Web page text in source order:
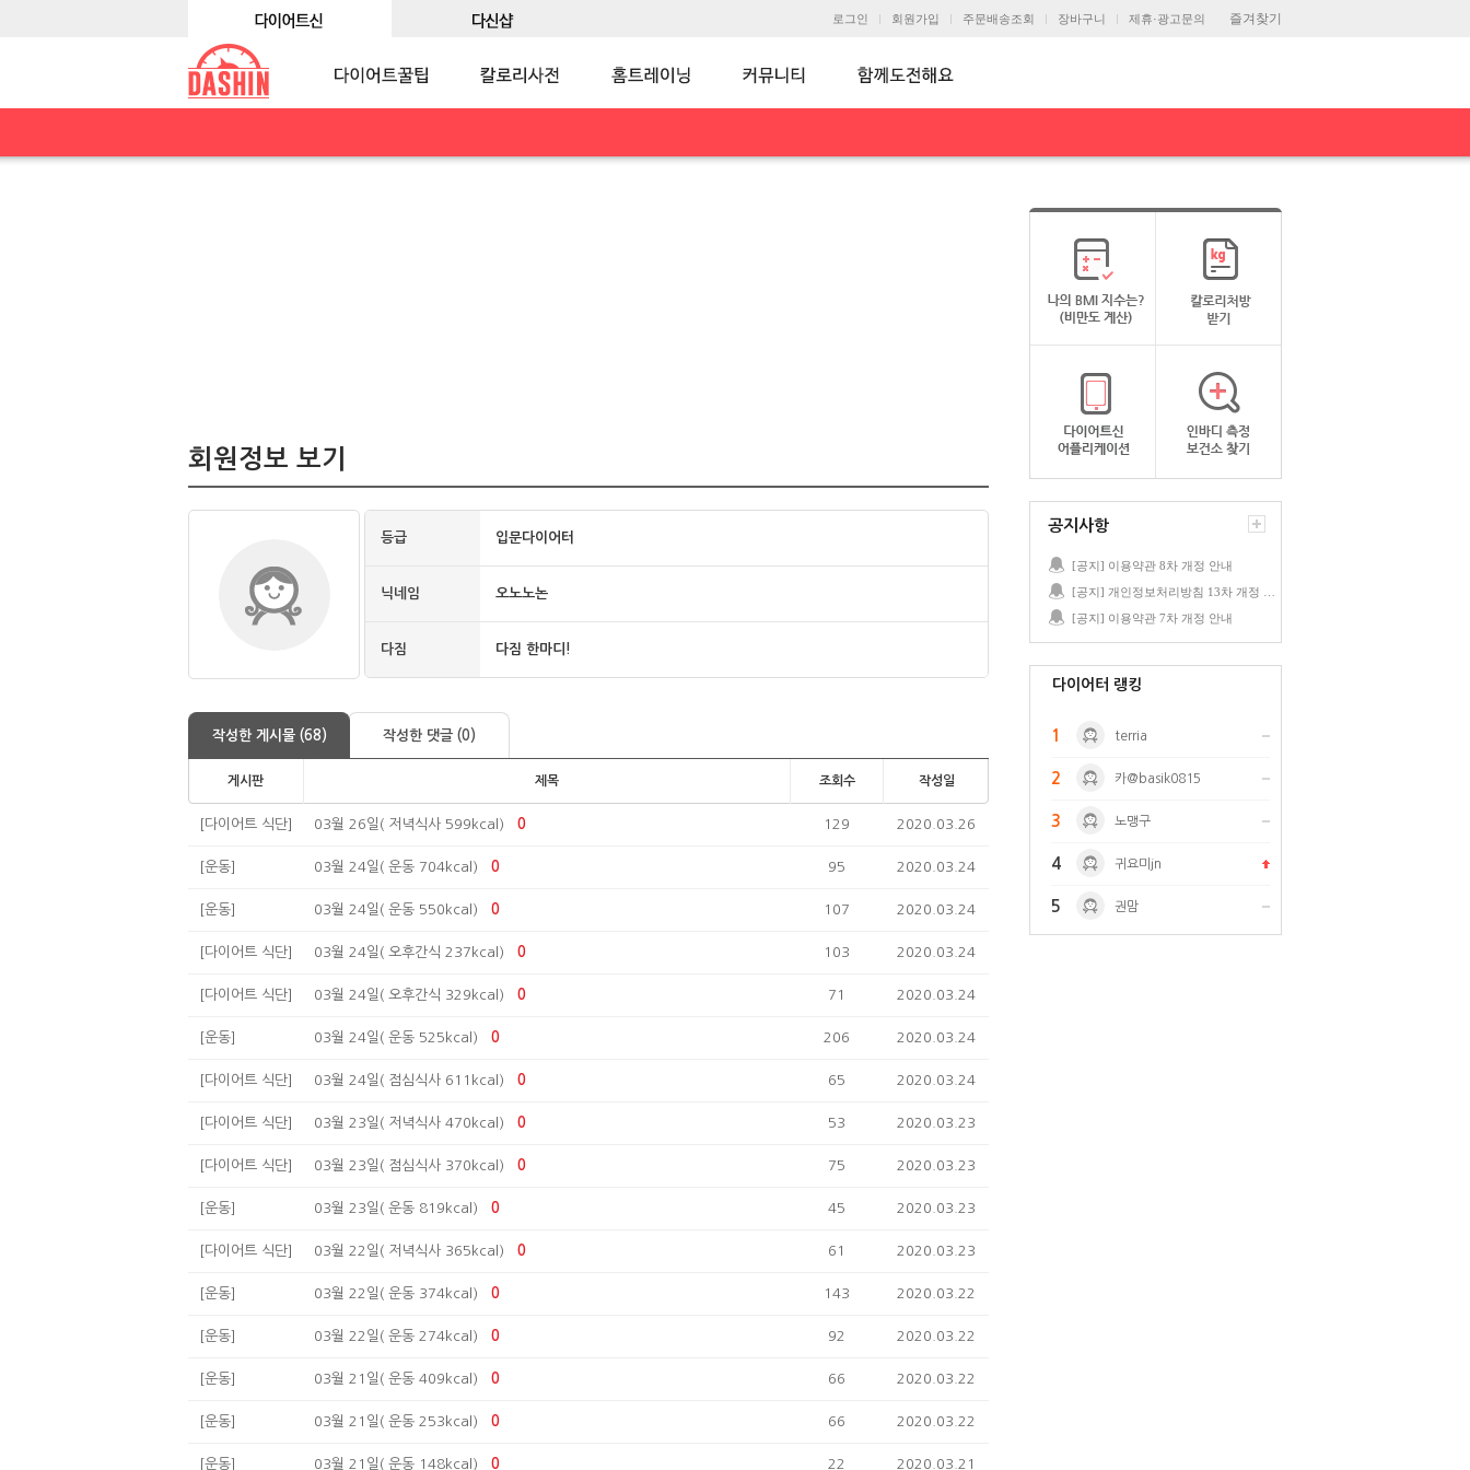
즐겨찾기
로그인 회원가입 주문배송조회 장바구니 제휴·광고문의
회원정보 보기
등급 입문다이어터
닉네임 오노노논
다짐 다짐 한마디!
작성한 게시물 (68) 작성한 댓글 (0)
게시판 제목 조회수 작성일
[다이어트 식단] 03월 26일( 저녁식사 599kcal) 0 129 2020.03.26
[운동] 03월 24일( 운동 704kcal) 0 95 2020.03.24
[운동] 03월 24일( 운동 550kcal) 0 107 2020.03.24
[다이어트 식단] 03월 24일( 오후간식 237kcal) 0 103 2020.03.24
[다이어트 식단] 03월 24일( 오후간식 329kcal) 0 71 2020.03.24
[운동] 03월 24일( 운동 525kcal) 0 206 2020.03.24
[다이어트 식단] 03월 24일( 점심식사 611kcal) 0 65 2020.03.24
[다이어트 식단] 03월 23일( 저녁식사 470kcal) 0 53 2020.03.23
[다이어트 식단] 03월 23일( 점심식사 370kcal) 0 75 2020.03.23
[운동] 03월 23일( 운동 819kcal) 0 45 2020.03.23
[다이어트 식단] 03월 22일( 저녁식사 365kcal) 0 61 2020.03.23
[운동] 03월 22일( 운동 374kcal) 0 143 2020.03.22
[운동] 03월 22일( 운동 274kcal) 0 92 2020.03.22
[운동] 03월 21일( 운동 409kcal) 0 66 2020.03.22
[운동] 03월 21일( 운동 253kcal) 0 66 2020.03.22
[운동] 03월 21일( 운동 148kcal) 0 22 2020.03.21
공지사항
[공지] 이용약관 8차 개정 안내
[공지] 이용약관 7차 개정 안내
다이어터 랭킹
1 terria
2 카@basik0815
3 노맹구
4 귀요미jn
5 권맘